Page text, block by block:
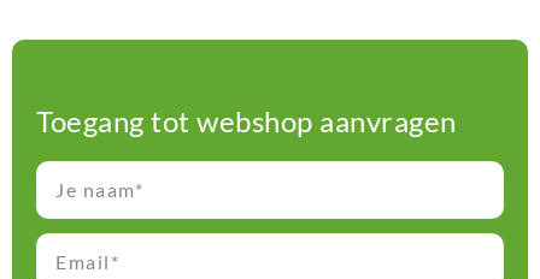
Toegang tot webshop aanvragen